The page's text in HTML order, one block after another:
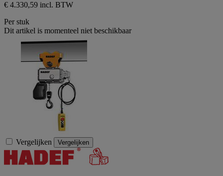
€ 4.330,59 incl. BTW
Per stuk
Dit artikel is momenteel niet beschikbaar
Vergelijken Vergelijken